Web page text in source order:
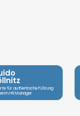
für authentische Führung
HR Manager